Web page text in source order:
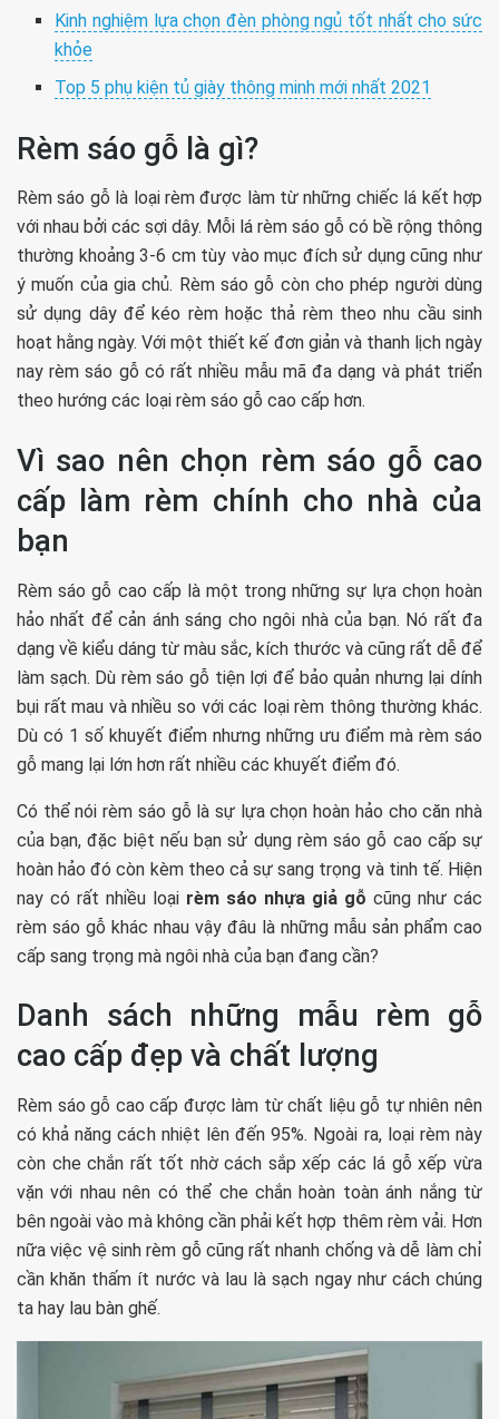
Kinh nghiệm lựa chọn đèn phòng ngủ tốt nhất cho sức
khỏe
Top 5 phụ kiện tủ giày thông minh mới nhất 2021
Rèm sáo gỗ là gì?
Rèm sáo gỗ là loại rèm được làm từ những chiếc lá kết hợp
với nhau bởi các sợi dây. Mỗi lá rèm sáo gỗ có bề rộng thông
thường khoảng 3-6 cm tùy vào mục đích sử dụng cũng như
ý muốn của gia chủ. Rèm sáo gỗ còn cho phép người dùng
sử dụng dây để kéo rèm hoặc thả rèm theo nhu cầu sinh
hoạt hằng ngày. Với một thiết kế đơn giản và thanh lịch ngày
nay rèm sáo gỗ có rất nhiều mẫu mã đa dạng và phát triển
theo hướng các loại rèm sáo gỗ cao cấp hơn.
Vì sao nên chọn rèm sáo gỗ cao
cấp làm rèm chính cho nhà của
bạn
Rèm sáo gỗ cao cấp là một trong những sự lựa chọn hoàn
hảo nhất để cản ánh sáng cho ngôi nhà của bạn. Nó rất đa
dạng về kiểu dáng từ màu sắc, kích thước và cũng rất dễ để
làm sạch. Dù rèm sáo gỗ tiện lợi để bảo quản nhưng lại dính
bụi rất mau và nhiều so với các loại rèm thông thường khác.
Dù có 1 số khuyết điểm nhưng những ưu điểm mà rèm sáo
gỗ mang lại lớn hơn rất nhiều các khuyết điểm đó.
Có thể nói rèm sáo gỗ là sự lựa chọn hoàn hảo cho căn nhà
của bạn, đặc biệt nếu bạn sử dụng rèm sáo gỗ cao cấp sự
hoàn hảo đó còn kèm theo cả sự sang trọng và tinh tế. Hiện
nay có rất nhiều loại rèm sáo nhựa giả gỗ cũng như các
rèm sáo gỗ khác nhau vậy đâu là những mẫu sản phẩm cao
cấp sang trọng mà ngôi nhà của bạn đang cần?
Danh sách những mẫu rèm gỗ
cao cấp đẹp và chất lượng
Rèm sáo gỗ cao cấp được làm từ chất liệu gỗ tự nhiên nên
có khả năng cách nhiệt lên đến 95%. Ngoài ra, loại rèm này
còn che chắn rất tốt nhờ cách sắp xếp các lá gỗ xếp vừa
vặn với nhau nên có thể che chắn hoàn toàn ánh nắng từ
bên ngoài vào mà không cần phải kết hợp thêm rèm vải. Hơn
nữa việc vệ sinh rèm gỗ cũng rất nhanh chống và dễ làm chỉ
cần khăn thấm ít nước và lau là sạch ngay như cách chúng
ta hay lau bàn ghế.